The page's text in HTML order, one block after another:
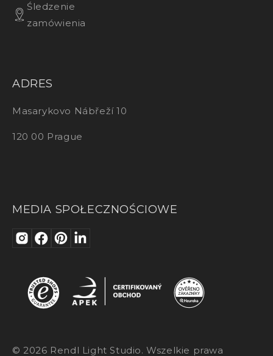
Śledzenie
zamówienia
ADRES
Masarykovo Nábřeží 10
120 00 Prague
MEDIA SPOŁECZNOŚCIOWE
© 2026 Rendl Light Studio. Wszelkie prawa